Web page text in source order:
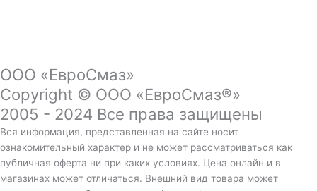
ООО «ЕвроСмаз»
Copyright © ООО «ЕвроСмаз®»
2005 - 2024 Все права защищены
Вся информация, представленная на сайте носит
ознакомительный характер и не может рассматриваться как
публичная оферта ни при каких условиях. Цена онлайн и в
магазинах может отличаться. Внешний вид товара может